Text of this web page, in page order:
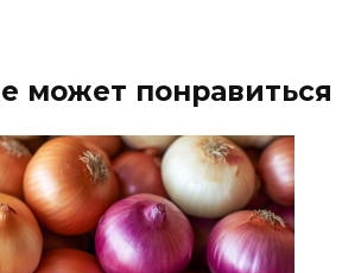
может понравиться